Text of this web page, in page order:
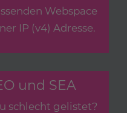
Webspace
IP (v4) Adresse.
und SEA
schlecht gelistet?